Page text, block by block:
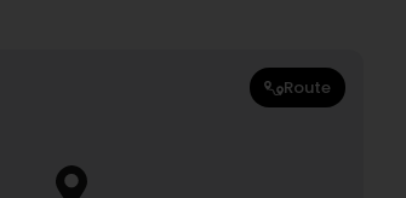
Route